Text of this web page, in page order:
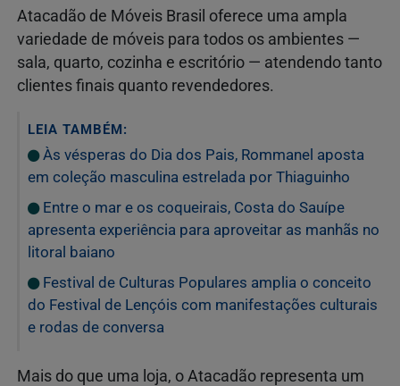
Atacadão de Móveis Brasil oferece uma ampla
variedade de móveis para todos os ambientes —
sala, quarto, cozinha e escritório — atendendo tanto
clientes finais quanto revendedores.
LEIA TAMBÉM:
Às vésperas do Dia dos Pais, Rommanel aposta
em coleção masculina estrelada por Thiaguinho
Entre o mar e os coqueirais, Costa do Sauípe
apresenta experiência para aproveitar as manhãs no
litoral baiano
Festival de Culturas Populares amplia o conceito
do Festival de Lençóis com manifestações culturais
e rodas de conversa
Mais do que uma loja, o Atacadão representa um